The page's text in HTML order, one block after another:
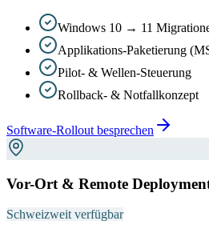
Windows 10 → 11
Applikations-Paketierung
Pilot- & Wellen-Steuerung
Rollback- & Notfallkonzept
Software-Rollout besprechen
Vor-Ort & Remote
Schweizweit verfügbar